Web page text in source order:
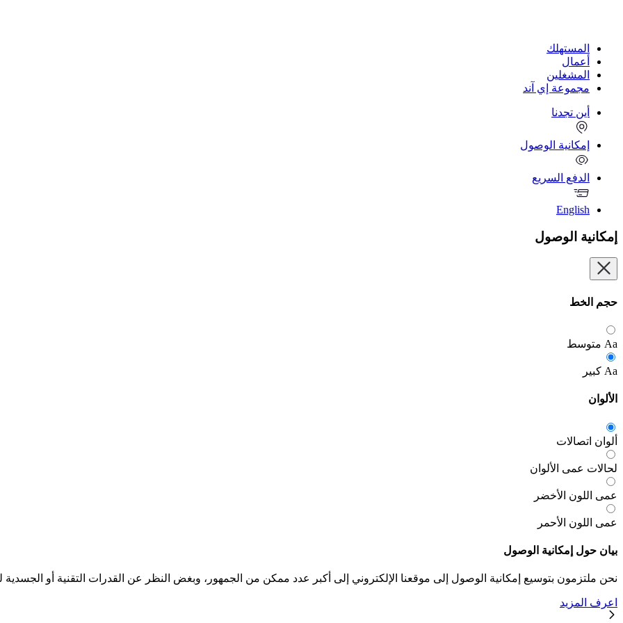
المستهلك
أعمال
المشغلين
مجموعة إي آند
أين تجدنا
إمكانية الوصول
الدفع السريع
English
إمكانية الوصول
حجم الخط
Aa متوسط
Aa كبير
الألوان
ألوان اتصالات
لحالات عمى الألوان
عمى اللون الأخضر
عمى اللون الأحمر
بيان حول إمكانية الوصول
نحن ملتزمون بتوسيع إمكانية الوصول إلى موقعنا الإلكتروني إلى أكبر عدد ممكن من الجمهور، وبغض النظر عن القدرات التقنية أو الجسدية
اعرف المزيد